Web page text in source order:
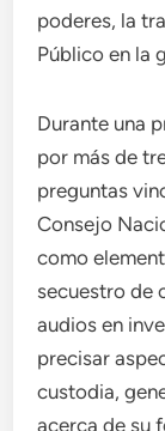
poderes, la
Público en la
Durante una
por más de
preguntas
Consejo
como
secuestro de
audios en
precisar
custodia,
acerca de su